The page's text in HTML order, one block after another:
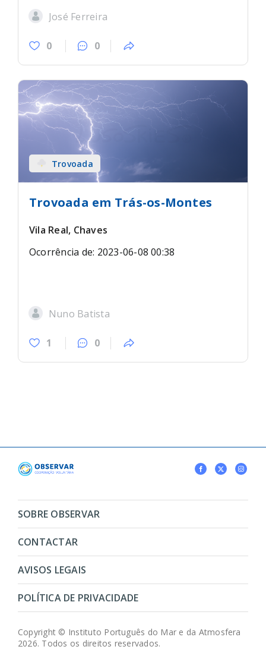
José Ferreira
0 0
Trovoada
Trovoada em Trás-os-Montes
Vila Real, Chaves
Ocorrência de: 2023-06-08 00:38
Nuno Batista
1 0
SOBRE OBSERVAR
CONTACTAR
AVISOS LEGAIS
POLÍTICA DE PRIVACIDADE
Copyright © Instituto Português do Mar e da Atmosfera
2026. Todos os direitos reservados.